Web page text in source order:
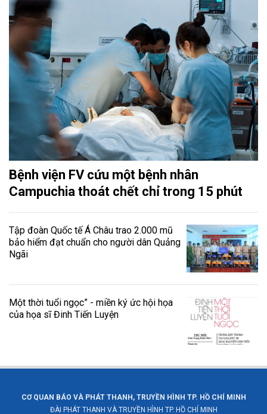
Bệnh viện FV cứu một bệnh nhân
Campuchia thoát chết chỉ trong 15 phút
Tập đoàn Quốc tế Á Châu trao 2.000 mũ
bảo hiểm đạt chuẩn cho người dân Quảng
Ngãi
Một thời tuổi ngọc” - miền ký ức hội họa
của họa sĩ Đinh Tiến Luyện
CƠ QUAN BÁO VÀ PHÁT THANH, TRUYỀN HÌNH TP. HỒ CHÍ MINH
ĐÀI PHÁT THANH VÀ TRUYỀN HÌNH TP. HỒ CHÍ MINH